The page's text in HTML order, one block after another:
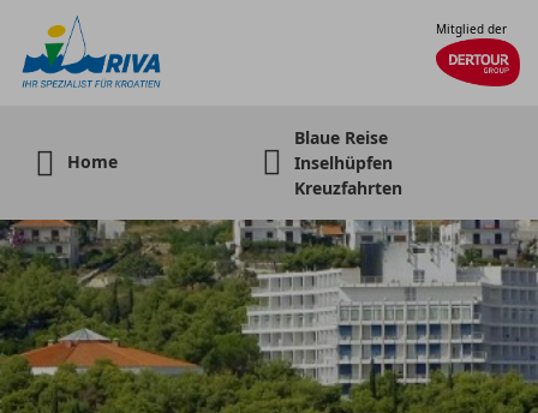
Mitglied der
Home
Blaue Reise
Inselhüpfen
Kreuzfahrten